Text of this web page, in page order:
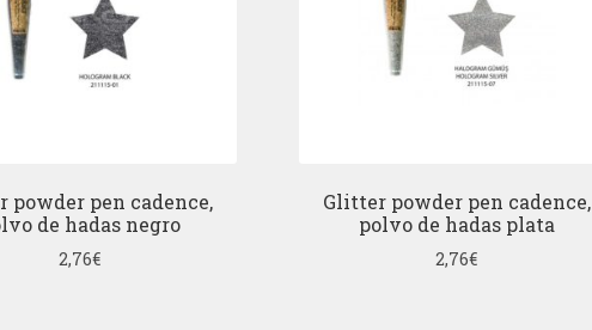
powder pen cadence,
de hadas negro
2,76€
Glitter powder pen cadence,
polvo de hadas plata
2,76€